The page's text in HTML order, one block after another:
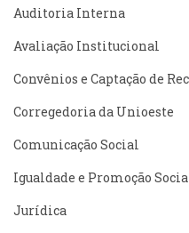
Auditoria Interna
Avaliação Institucional
Convênios e Captação de
Corregedoria da Unioeste
Comunicação Social
Igualdade e Promoção
Jurídica